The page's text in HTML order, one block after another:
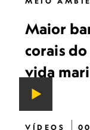
Maior
corais
vida
VÍDEOS